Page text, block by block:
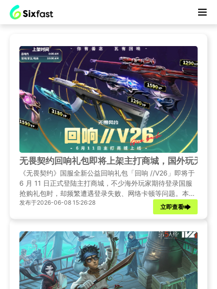
无畏契约回响礼包即将上架主打商城，国外玩无畏
《无畏契约》国服全新公益回响礼包「回响 //V26」即将于
6 月 11 日正式登陆主打商城，不少海外玩家期待登录国服
抢购礼包时，却频繁遭遇登录失败、网络卡顿等问题。本文
将先为大家带来回响礼包的详细资讯，再提供多种高效解决
办法，助力海外玩家顺利登录国服，不错过这款限定礼包。
发布于2026-06-08 15:26:28
立即查看